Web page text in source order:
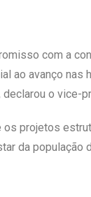
com a
ao avanço nas
declarou o vice-
projetos
da população